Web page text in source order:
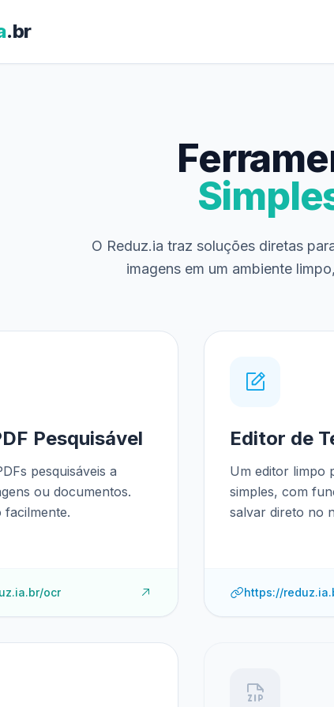
.br
O Reduz.ia traz soluções diretas
imagens em um ambiente
Pesquisável
pesquisáveis a
ou documentos.
facilmente.
ocr
Editor de
Um editor limpo
simples, com
salvar direto no
https://